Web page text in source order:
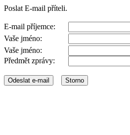
Poslat E-mail příteli.
E-mail příjemce:
Vaše jméno:
Vaše jméno:
Předmět zprávy: